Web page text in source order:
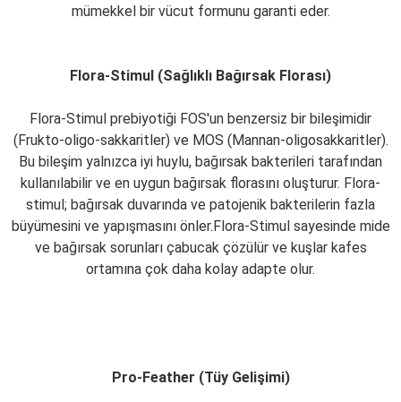
mümekkel bir vücut formunu garanti eder.
Flora-Stimul (Sağlıklı Bağırsak Florası)
Flora-Stimul prebiyotiği FOS'un benzersiz bir bileşimidir
(Frukto-oligo-sakkaritler) ve MOS (Mannan-oligosakkaritler).
Bu bileşim yalnızca iyi huylu, bağırsak bakterileri tarafından
kullanılabilir ve en uygun bağırsak florasını oluşturur. Flora-
stimul; bağırsak duvarında ve patojenik bakterilerin fazla
büyümesini ve yapışmasını önler.Flora-Stimul sayesinde mide
ve bağırsak sorunları çabucak çözülür ve kuşlar kafes
ortamına çok daha kolay adapte olur.
Pro-Feather (Tüy Gelişimi)